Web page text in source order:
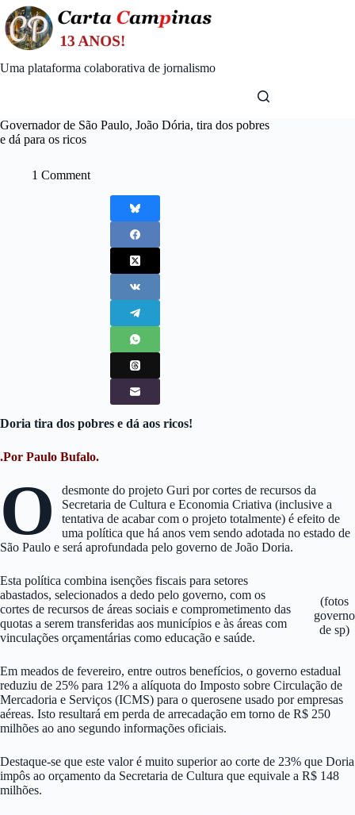
Skip
to
content
Uma plataforma colaborativa de jornalismo
Governador de São Paulo, João Dória, tira dos pobres
e dá para os ricos
1 Comment
Doria tira dos pobres e dá aos ricos!
.Por Paulo Bufalo.
O
desmonte do projeto Guri por cortes de recursos da
Secretaria de Cultura e Economia Criativa (inclusive a
tentativa de acabar com o projeto totalmente) é efeito de
uma política que há anos vem sendo adotada no estado de
São Paulo e será aprofundada pelo governo de João Doria.
(fotos
governo
de sp)
Esta política combina isenções fiscais para setores
abastados, selecionados a dedo pelo governo, com os
cortes de recursos de áreas sociais e comprometimento das
quotas a serem transferidas aos municípios e às áreas com
vinculações orçamentárias como educação e saúde.
Em meados de fevereiro, entre outros benefícios, o governo estadual
reduziu de 25% para 12% a alíquota do Imposto sobre Circulação de
Mercadoria e Serviços (ICMS) para o querosene usado por empresas
aéreas. Isto resultará em perda de arrecadação em torno de R$ 250
milhões ao ano segundo informações oficiais.
Destaque-se que este valor é muito superior ao corte de 23% que Doria
impôs ao orçamento da Secretaria de Cultura que equivale a R$ 148
milhões.